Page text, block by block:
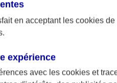
en acceptant les cookies de
expérience
avec les cookies et